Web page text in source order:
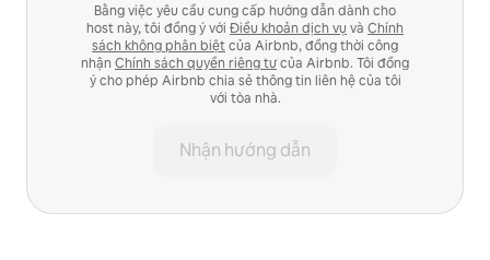
Bằng việc yêu cầu cung cấp hướng dẫn dành cho
host này, tôi đồng ý với Điều khoản dịch vụ và Chính
sách không phân biệtcủa Airbnb, đồng thời công
nhận Chính sách quyền riêng tưcủa Airbnb. Tôi đồng
ý cho phép Airbnb chia sẻ thông tin liên hệ của tôi
với tòa nhà.
Nhận hướng dẫn